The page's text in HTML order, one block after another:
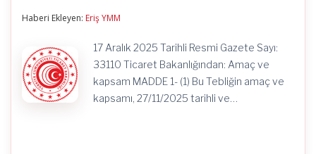
için
Haberi Ekleyen: Eriş YMM
17 Aralık 2025 Tarihli Resmi Gazete Sayı:
33110 Ticaret Bakanlığından: Amaç ve
kapsam MADDE 1- (1) Bu Tebliğin amaç ve
kapsamı, 27/11/2025 tarihli ve…